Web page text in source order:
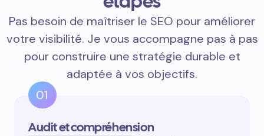
Pas besoin de maîtriser le SEO pour améliorer
votre visibilité. Je vous accompagne pas à pas
pour construire une stratégie durable et
adaptée à vos objectifs.
01
Audit et compréhension